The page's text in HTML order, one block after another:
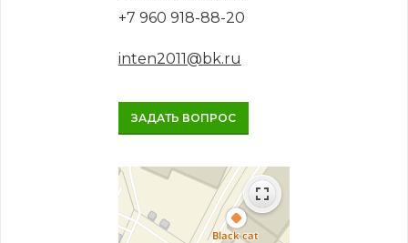
+7 960 918-88-20
inten2011@bk.ru
ЗАДАТЬ ВОПРОС